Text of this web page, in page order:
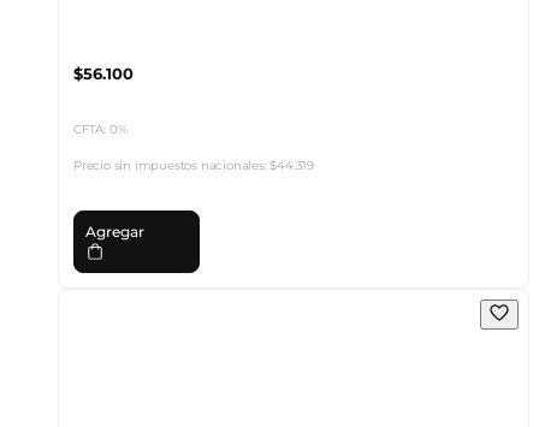
$56.100
CFTA: 0%
Precio sin impuestos nacionales:$44.319
Agregar